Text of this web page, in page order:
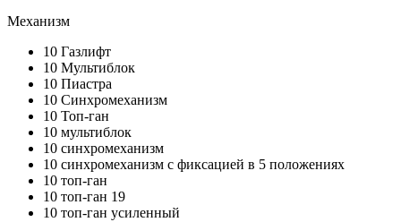
Механизм
10 Газлифт
10 Мультиблок
10 Пиастра
10 Синхромеханизм
10 Топ-ган
10 мультиблок
10 синхромеханизм
10 синхромеханизм с фиксацией в 5 положениях
10 топ-ган
10 топ-ган 19
10 топ-ган усиленный